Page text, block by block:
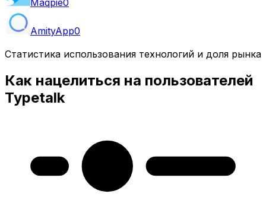
AmityApp0
Статистика использования технологий и доля рынка
Как нацелиться на пользователей
Typetalk